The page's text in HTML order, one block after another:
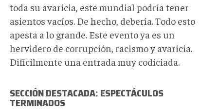
toda su avaricia, este mundial podría tener
asientos vacíos. De hecho, debería. Todo esto
apesta a lo grande. Este evento ya es un
hervidero de corrupción, racismo y avaricia.
Difícilmente una entrada muy codiciada.
SECCIÓN DESTACADA: ESPECTÁCULOS
TERMINADOS